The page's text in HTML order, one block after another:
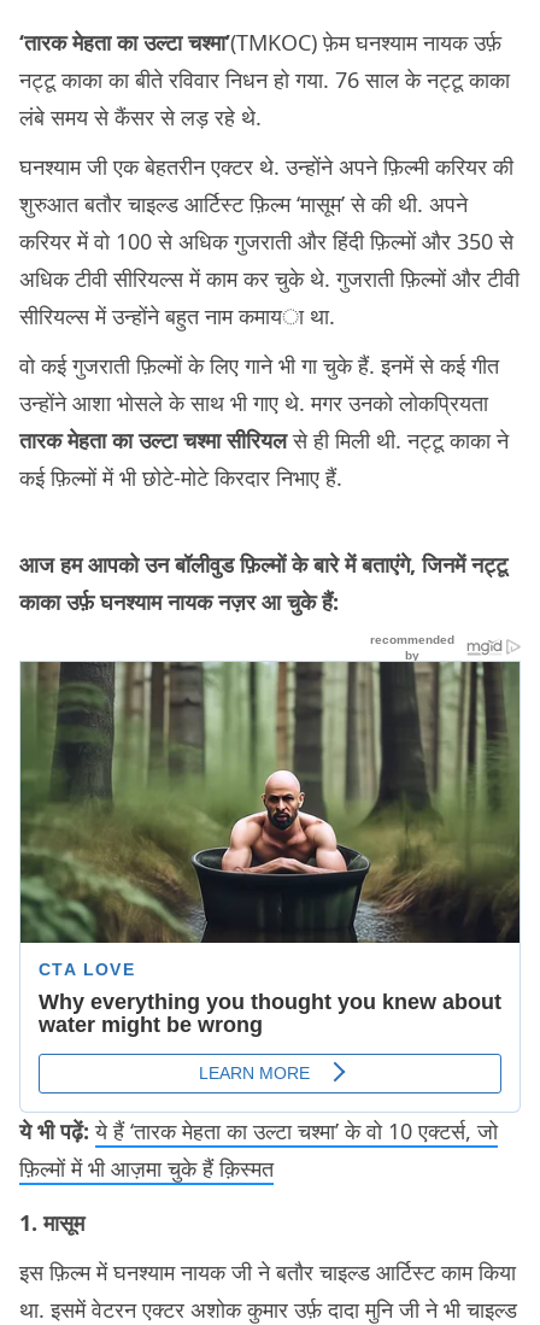
‘तारक मेहता का उल्टा चश्मा’(TMKOC) फ़ेम घनश्याम नायक उर्फ़
नट्टू काका का बीते रविवार निधन हो गया. 76 साल के नट्टू काका
लंबे समय से कैंसर से लड़ रहे थे.
घनश्याम जी एक बेहतरीन एक्टर थे. उन्होंने अपने फ़िल्मी करियर की
शुरुआत बतौर चाइल्ड आर्टिस्ट फ़िल्म ‘मासूम’ से की थी. अपने
करियर में वो 100 से अधिक गुजराती और हिंदी फ़िल्मों और 350 से
अधिक टीवी सीरियल्स में काम कर चुके थे. गुजराती फ़िल्मों और टीवी
सीरियल्स में उन्होंने बहुत नाम कमाया था.
वो कई गुजराती फ़िल्मों के लिए गाने भी गा चुके हैं. इनमें से कई गीत
उन्होंने आशा भोसले के साथ भी गाए थे. मगर उनको लोकप्रियता
तारक मेहता का उल्टा चश्मा सीरियलसे ही मिली थी. नट्टू काका ने
कई फ़िल्मों में भी छोटे-मोटे किरदार निभाए हैं.
आज हम आपको उन बॉलीवुड फ़िल्मों के बारे में बताएंगे, जिनमें नट्टू
काका उर्फ़ घनश्याम नायक नज़र आ चुके हैं:
ये भी पढ़ें: ये हैं ‘तारक मेहता का उल्टा चश्मा’ के वो 10 एक्टर्स, जो
फ़िल्मों में भी आज़मा चुके हैं क़िस्मत
1. मासूम
इस फ़िल्म में घनश्याम नायक जी ने बतौर चाइल्ड आर्टिस्ट काम किया
था. इसमें वेटरन एक्टर अशोक कुमार उर्फ़ दादा मुनि जी ने भी चाइल्ड